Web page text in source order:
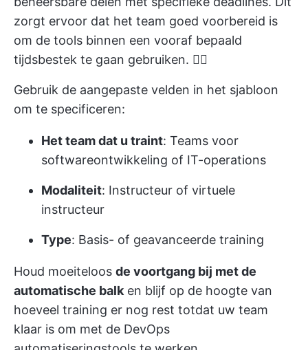
zorgt ervoor dat het team goed voorbereid is
om de tools binnen een vooraf bepaald
tijdsbestek te gaan gebruiken. 🏋️‍♂️
Gebruik de aangepaste velden in het sjabloon
om te specificeren:
Het team dat u traint: Teams voor
softwareontwikkeling of IT-operations
Modaliteit: Instructeur of virtuele
instructeur
Type: Basis- of geavanceerde training
Houd moeiteloos de voortgang bij met de
automatische balken blijf op de hoogte van
hoeveel training er nog rest totdat uw team
klaar is om met de DevOps